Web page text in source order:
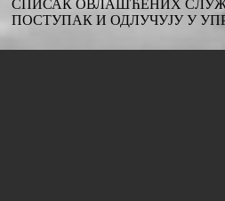
СПИСАК ОВЛАШЋЕНИХ
ПОСТУПАК И ОДЛУЧУЈУ У